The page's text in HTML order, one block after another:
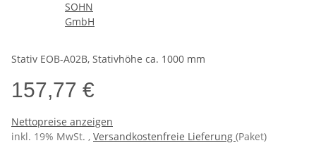
Stativ EOB-A02B, Stativhöhe ca. 1000 mm
157,77 €
Nettopreise anzeigen
inkl. 19% MwSt. , Versandkostenfreie Lieferung (Paket)